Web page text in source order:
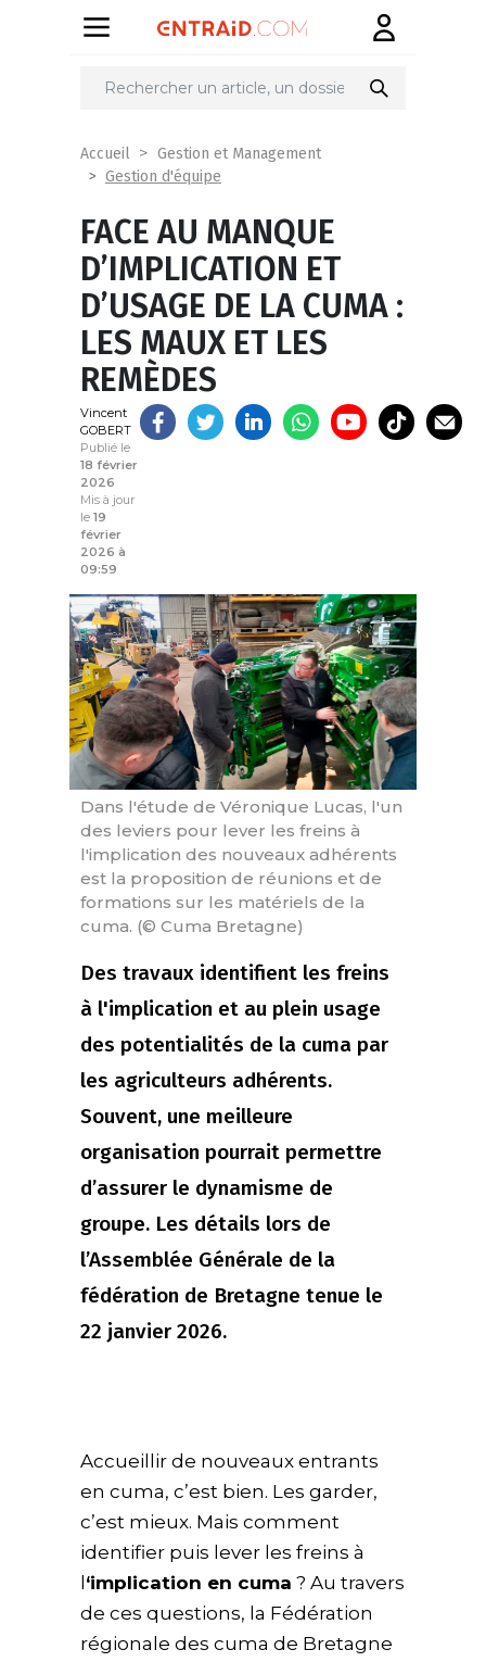
Partager
Accueil
Gestion et Management
Gestion d'équipe
FACE AU MANQUE
D’IMPLICATION ET
D’USAGE DE LA CUMA :
LES MAUX ET LES
REMÈDES
Vincent
GOBERT
Publié le
18 février
2026
Mis à jour
le 19
février
2026 à
09:59
Dans l'étude de Véronique Lucas, l'un
des leviers pour lever les freins à
l'implication des nouveaux adhérents
est la proposition de réunions et de
formations sur les matériels de la
cuma. (© Cuma Bretagne)
Des travaux identifient les freins
à l'implication et au plein usage
des potentialités de la cuma par
les agriculteurs adhérents.
Souvent, une meilleure
organisation pourrait permettre
d’assurer le dynamisme de
groupe. Les détails lors de
l’Assemblée Générale de la
fédération de Bretagne tenue le
22 janvier 2026.
Accueillir de nouveaux entrants
en cuma, c’est bien. Les garder,
c’est mieux. Mais comment
identifier puis lever les freins à
l‘implication en cuma ? Au travers
de ces questions, la Fédération
régionale des cuma de Bretagne